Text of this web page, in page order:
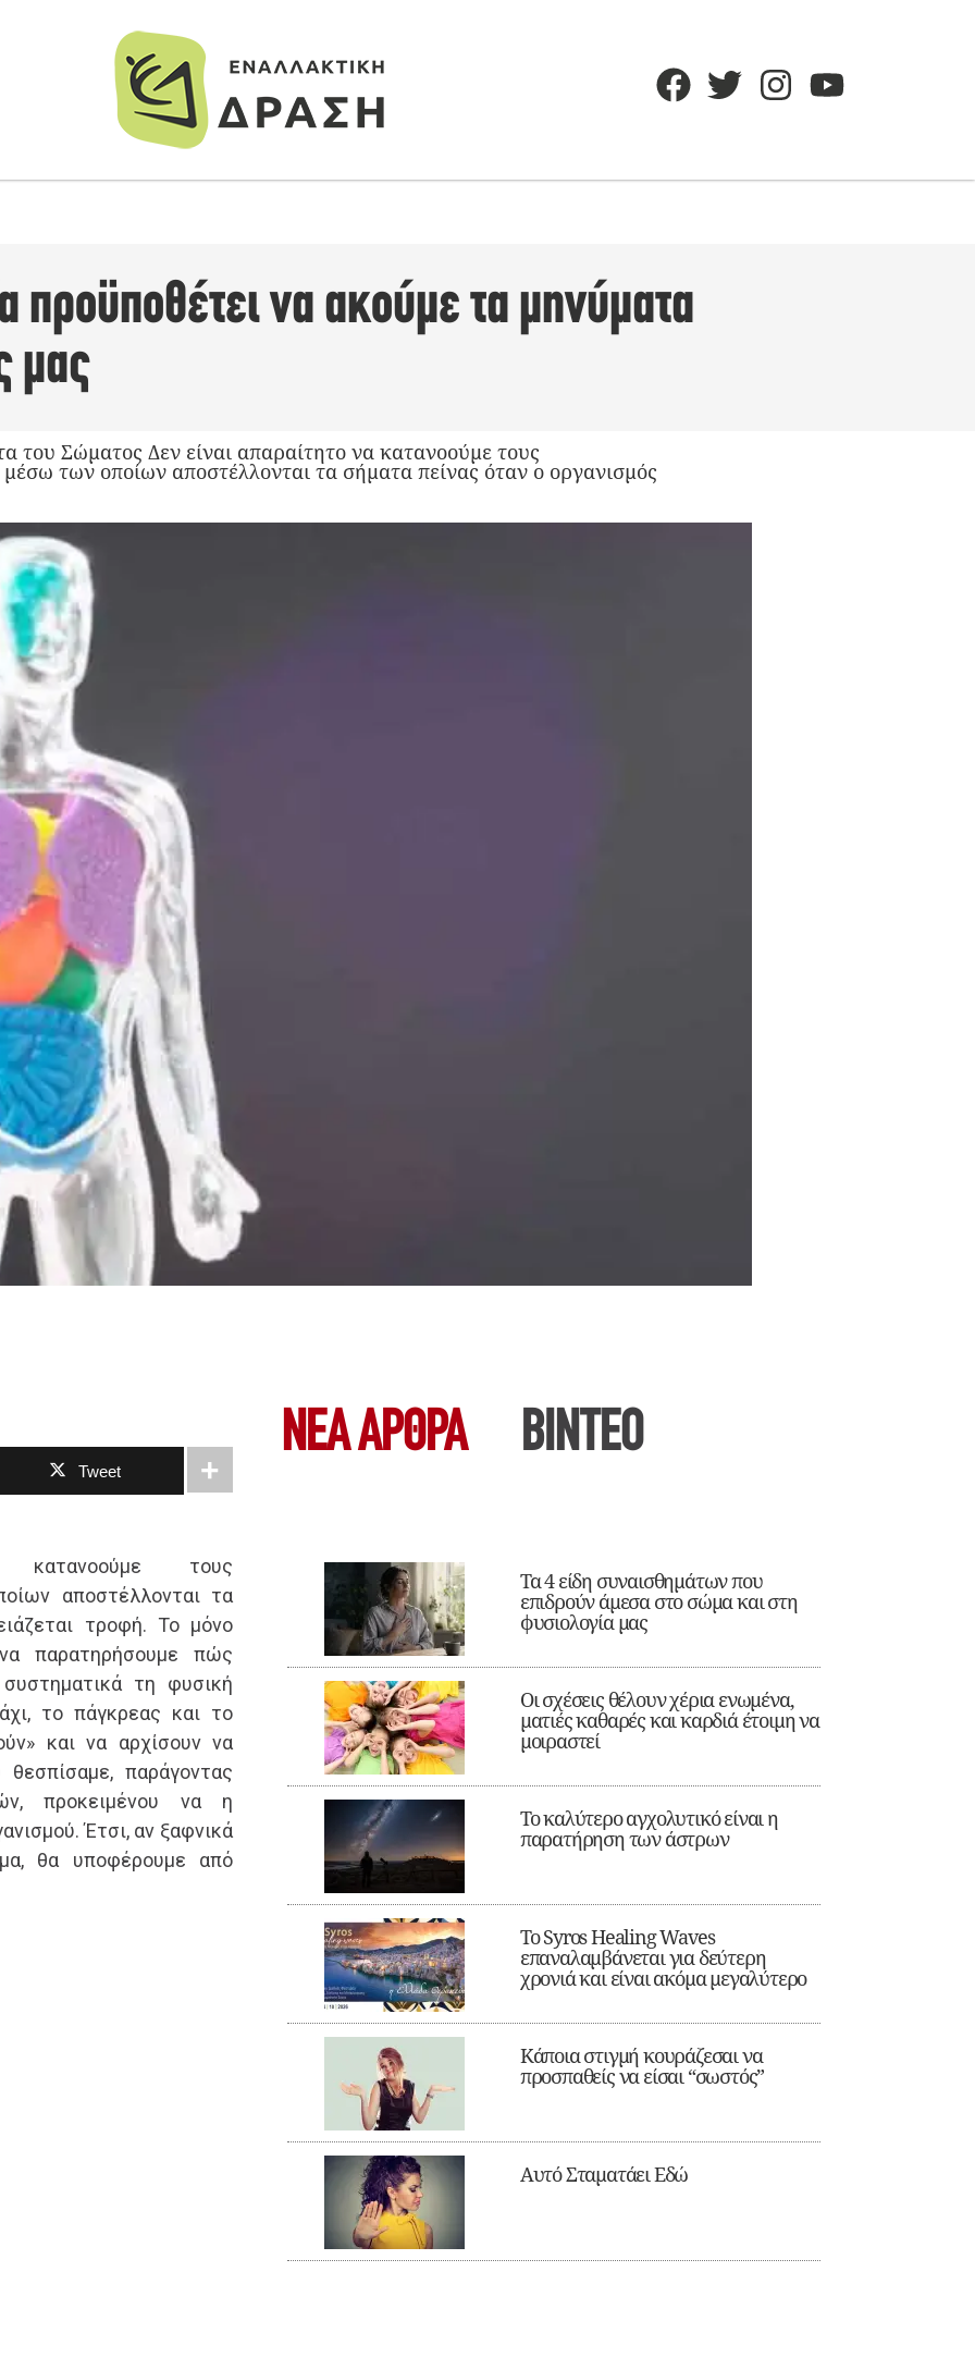
προϋποθέτει να ακούμε τα μηνύματα
μας
Σώματος Δεν είναι απαραίτητο να κατανοούμε τους
μέσω των οποίων αποστέλλονται τα σήματα πείνας όταν ο οργανισμός
Tweet
τους
αποστέλλονται τα
τροφή. Το μόνο
παρατηρήσουμε πώς
τη φυσική
το πάγκρεας και το
και να αρχίσουν να
παράγοντας
προκειμένου να η
Έτσι, αν ξαφνικά
θα υποφέρουμε από
ΝΕΑ ΆΡΘΡΑ ΒΙΝΤΕΟ
Τα 4 είδη συναισθημάτων που
επιδρούν άμεσα στο σώμα και στη
φυσιολογία μας
Οι σχέσεις θέλουν χέρια ενωμένα,
ματιές καθαρές και καρδιά έτοιμη να
μοιραστεί
Το καλύτερο αγχολυτικό είναι η
παρατήρηση των άστρων
Το Syros Healing Waves
επαναλαμβάνεται για δεύτερη
χρονιά και είναι ακόμα μεγαλύτερο
Κάποια στιγμή κουράζεσαι να
προσπαθείς να είσαι “σωστός”
Αυτό Σταματάει Εδώ